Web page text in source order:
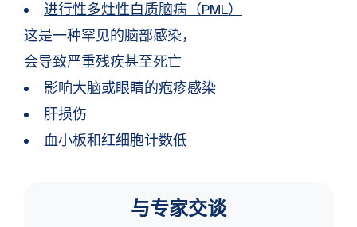
进行性多灶性白质脑病（PML）
这是一种罕见的脑部感染，
会导致严重残疾甚至死亡
影响大脑或眼睛的疱疹感染
肝损伤
血小板和红细胞计数低
与专家交谈